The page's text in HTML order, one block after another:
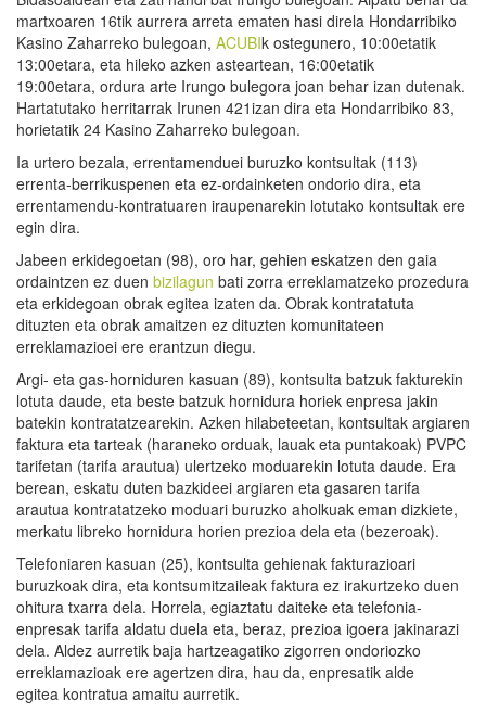
martxoaren 16tik aurrera arreta ematen hasi direla Hondarribiko
Kasino Zaharreko bulegoan, ACUBIk ostegunero, 10:00etatik
13:00etara, eta hileko azken asteartean, 16:00etatik
19:00etara, ordura arte Irungo bulegora joan behar izan dutenak.
Hartatutako herritarrak Irunen 421izan dira eta Hondarribiko 83,
horietatik 24 Kasino Zaharreko bulegoan.
Ia urtero bezala, errentamenduei buruzko kontsultak (113)
errenta-berrikuspenen eta ez-ordainketen ondorio dira, eta
errentamendu-kontratuaren iraupenarekin lotutako kontsultak ere
egin dira.
Jabeen erkidegoetan (98), oro har, gehien eskatzen den gaia
ordaintzen ez duen bizilagun bati zorra erreklamatzeko prozedura
eta erkidegoan obrak egitea izaten da. Obrak kontratatuta
dituzten eta obrak amaitzen ez dituzten komunitateen
erreklamazioei ere erantzun diegu.
Argi- eta gas-horniduren kasuan (89), kontsulta batzuk fakturekin
lotuta daude, eta beste batzuk hornidura horiek enpresa jakin
batekin kontratatzearekin. Azken hilabeteetan, kontsultak argiaren
faktura eta tarteak (haraneko orduak, lauak eta puntakoak) PVPC
tarifetan (tarifa arautua) ulertzeko moduarekin lotuta daude. Era
berean, eskatu duten bazkideei argiaren eta gasaren tarifa
arautua kontratatzeko moduari buruzko aholkuak eman dizkiete,
merkatu libreko hornidura horien prezioa dela eta (bezeroak).
Telefoniaren kasuan (25), kontsulta gehienak fakturazioari
buruzkoak dira, eta kontsumitzaileak faktura ez irakurtzeko duen
ohitura txarra dela. Horrela, egiaztatu daiteke eta telefonia-
enpresak tarifa aldatu duela eta, beraz, prezioa igoera jakinarazi
dela. Aldez aurretik baja hartzeagatiko zigorren ondoriozko
erreklamazioak ere agertzen dira, hau da, enpresatik alde
egitea kontratua amaitu aurretik.